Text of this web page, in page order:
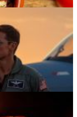
Consultancy
À ESSAYER